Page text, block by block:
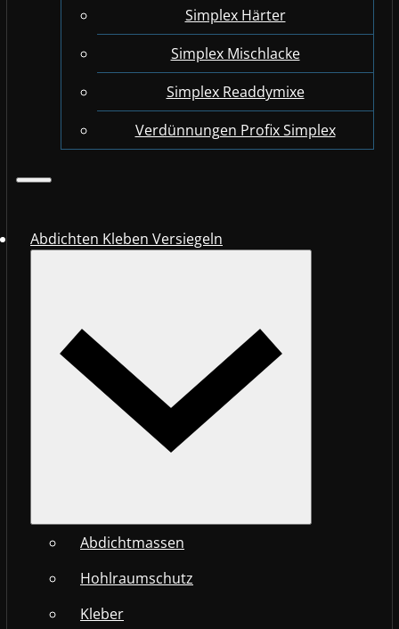
Simplex Härter
Simplex Mischlacke
Simplex Readdymixe
Verdünnungen Profix Simplex
Abdichten Kleben Versiegeln
Abdichtmassen
Hohlraumschutz
Kleber